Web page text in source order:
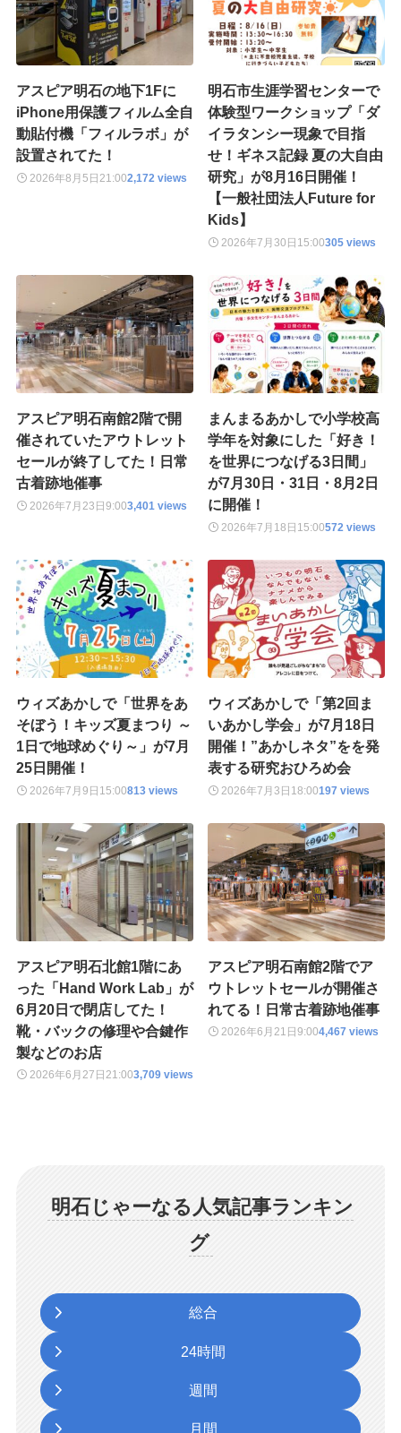
アスピア明石の地下1Fに
iPhone用保護フィルム全自
動貼付機「フィルラボ」が
設置されてた！
2026年8月5日 21:002,172 views
明石市生涯学習センターで
体験型ワークショップ「ダ
イラタンシー現象で目指
せ！ギネス記録 夏の大自由
研究」が8月16日開催！
【一般社団法人Future for
Kids】
2026年7月30日 15:00305 views
アスピア明石南館2階で開
催されていたアウトレット
セールが終了してた！日常
古着跡地催事
2026年7月23日9:003,401 views
まんまるあかしで小学校高
学年を対象にした「好き！
を世界につなげる3日間」
が7月30日・31日・8月2日
に開催！
2026年7月18日 15:00572 views
ウィズあかしで「世界をあ
そぼう！キッズ夏まつり ～
1日で地球めぐり～」が7月
25日開催！
2026年7月9日 15:00813 views
ウィズあかしで「第2回ま
いあかし学会」が7月18日
開催！”あかしネタ”をを発
表する研究おひろめ会
2026年7月3日 18:00197 views
アスピア明石北館1階にあ
った「Hand Work Lab」が
6月20日で閉店してた！
靴・バックの修理や合鍵作
製などのお店
2026年6月27日 21:003,709 views
アスピア明石南館2階でア
ウトレットセールが開催さ
れてる！日常古着跡地催事
2026年6月21日9:004,467 views
明石じゃーなる人気記事ランキン
グ
総合
24時間
週間
月間